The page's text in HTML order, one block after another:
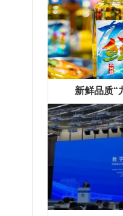
精彩专题
新鲜品质“